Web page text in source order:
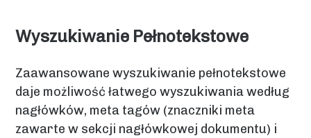
Wyszukiwanie Pełnotekstowe
Zaawansowane wyszukiwanie pełnotekstowe
daje możliwość łatwego wyszukiwania według
nagłówków, meta tagów (znaczniki meta
zawarte w sekcji nagłówkowej dokumentu) i